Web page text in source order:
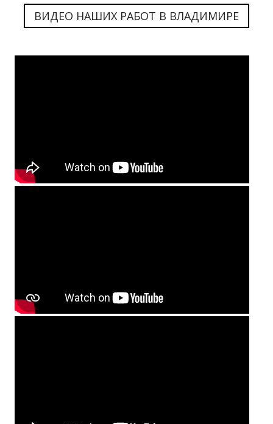
ВИДЕО НАШИХ РАБОТ В ВЛАДИМИРЕ